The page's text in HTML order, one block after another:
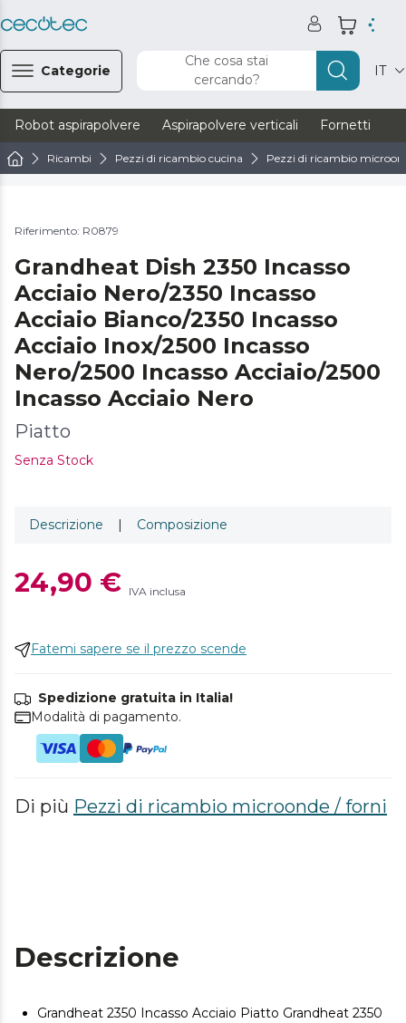
Categorie
Che cosa stai
cercando?
IT
Robot aspirapolvere Aspirapolvere verticali Fornetti
Ricambi Pezzi di ricambio cucina Pezzi di ricambio
Riferimento: R0879
Grandheat Dish 2350 Incasso
Acciaio Nero/2350 Incasso
Acciaio Bianco/2350 Incasso
Acciaio Inox/2500 Incasso
Nero/2500 Incasso Acciaio/2500
Incasso Acciaio Nero
Piatto
Senza Stock
Descrizione | Composizione
24,90 € IVA inclusa
Fatemi sapere se il prezzo scende
Spedizione gratuita in Italia!
Modalità di pagamento.
Di più Pezzi di ricambio microonde / forni
Descrizione
Grandheat 2350 Incasso Acciaio Piatto Grandheat 2350